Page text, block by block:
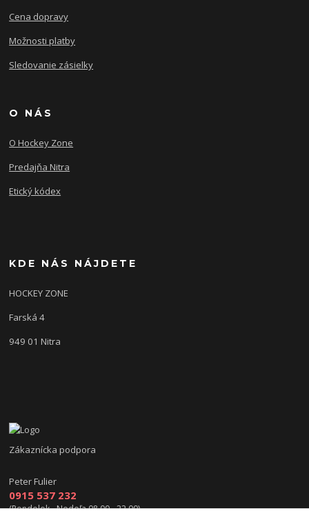
Cena dopravy
Možnosti platby
Sledovanie zásielky
O NÁS
O Hockey Zone
Predajňa Nitra
Etický kódex
KDE NÁS NÁJDETE
HOCKEY ZONE
Farská 4
949 01 Nitra
Zákaznícka podpora
Peter Fulier
0915 537 232
(Pondelok - Nedeľa 08.00 - 22.00)